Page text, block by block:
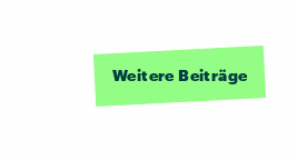
Weitere Beiträge